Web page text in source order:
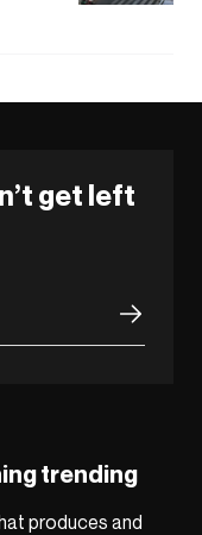
get left
trending
produces and